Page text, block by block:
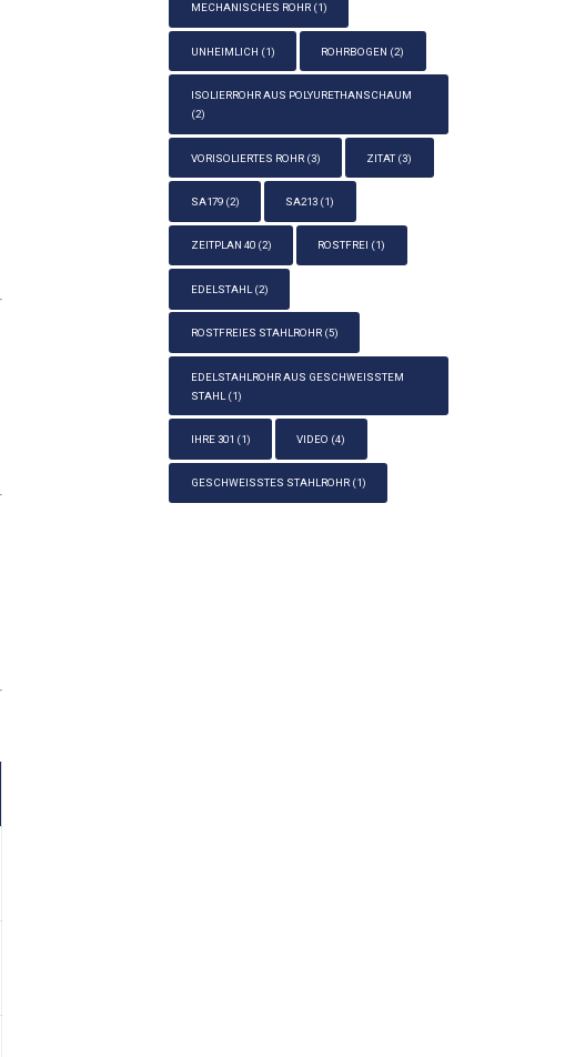
MECHANISCHES ROHR(1)
UNHEIMLICH (1) ROHRBOGEN (2)
ISOLIERROHR AUS POLYURETHANSCHAUM
(2)
VORISOLIERTES ROHR(3) ZITAT(3)
SA179(2) SA213 (1)
ZEITPLAN 40(2) ROSTFREI (1)
EDELSTAHL (2)
ROSTFREIES STAHLROHR(5)
EDELSTAHLROHR AUS GESCHWEISSTEM S
TAHL
(1)
IHRE 301 (1) VIDEO (4)
GESCHWEISSTES STAHLROHR (1)